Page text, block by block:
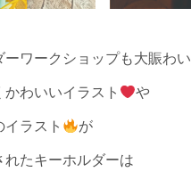
ーワークショップも大賑わ
わいいイラスト や
ラスト が
れたキーホルダーは